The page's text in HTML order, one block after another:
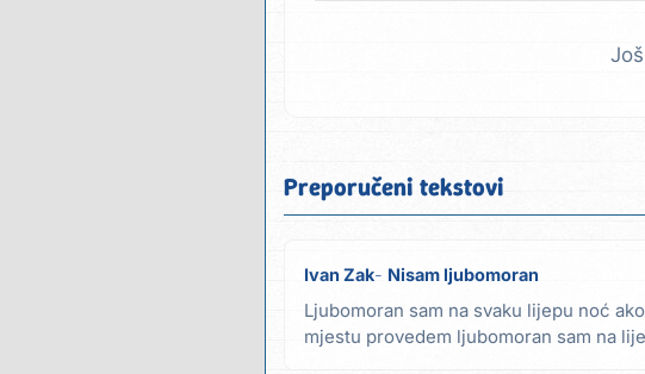
Preporučeni tekstovi
Ivan Zak Nisam ljubomoran
Ljubomoran sam na svaku lijepu noć
mjestu provedem ljubomoran sam na